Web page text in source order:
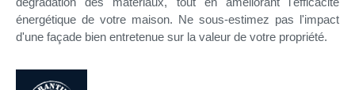
énergétique de votre maison. Ne sous-estimez pas l'impact
d'une façade bien entretenue sur la valeur de votre propriété.